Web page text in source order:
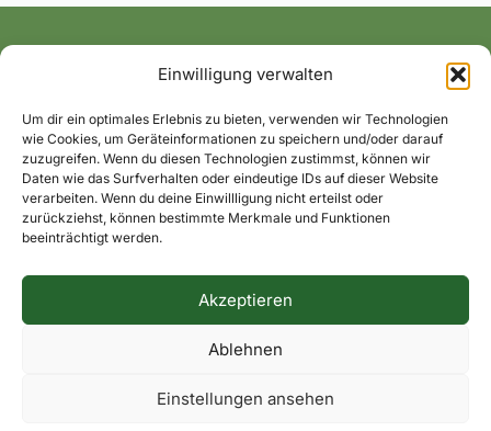
Einwilligung verwalten
Um dir ein optimales Erlebnis zu bieten, verwenden wir Technologien
wie Cookies, um Geräteinformationen zu speichern und/oder darauf
zuzugreifen. Wenn du diesen Technologien zustimmst, können wir
Daten wie das Surfverhalten oder eindeutige IDs auf dieser Website
verarbeiten. Wenn du deine Einwillligung nicht erteilst oder
zurückziehst, können bestimmte Merkmale und Funktionen
beeinträchtigt werden.
Akzeptieren
Ablehnen
Einstellungen ansehen
Alle News und Termine ins Postfach!
Impressum Datenschutzerklärung Dorfkontakte